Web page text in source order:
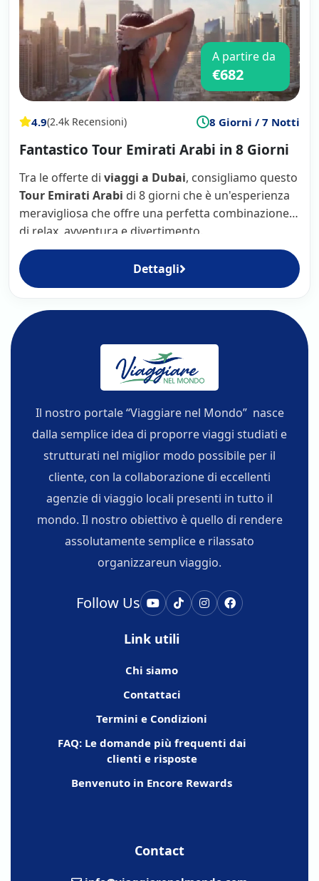
A partire da
€682
4.9(2.4k Recensioni) 8 Giorni / 7 Notti
Fantastico Tour Emirati Arabi in 8 Giorni
Tra le offerte di viaggi a Dubai, consigliamo questo
Tour Emirati Arabi di 8 giorni che è un'esperienza
meravigliosa che offre una perfetta combinazione
di relax, avventura e divertimento.
Dettagli
Il nostro portale “Viaggiare nel Mondo” nasce
dalla semplice idea di proporre viaggi studiati e
strutturati nel miglior modo possibile per il
cliente, con la collaborazione di eccellenti
agenzie di viaggio locali presenti in tutto il
mondo. Il nostro obiettivo è quello di rendere
assolutamente semplice e rilassato
organizzareun viaggio.
Follow Us
Link utili
Chi siamo
Contattaci
Termini e Condizioni
FAQ: Le domande più frequenti dai
clienti e risposte
Benvenuto in Encore Rewards
Contact